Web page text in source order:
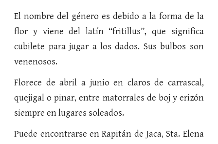
El nombre del género es debido a la forma de la
flor y viene del latín “fritillus”, que significa
cubilete para jugar a los dados. Sus bulbos son
venenosos.
Florece de abril a junio en claros de carrascal,
quejigal o pinar, entre matorrales de boj y erizón
siempre en lugares soleados.
Puede encontrarse en Rapitán de Jaca, Sta. Elena